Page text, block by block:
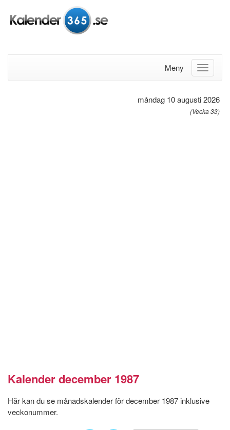
Meny
måndag 10 augusti 2026
(Vecka 33)
Kalender december 1987
Här kan du se månadskalender för december 1987 inklusive
veckonummer.